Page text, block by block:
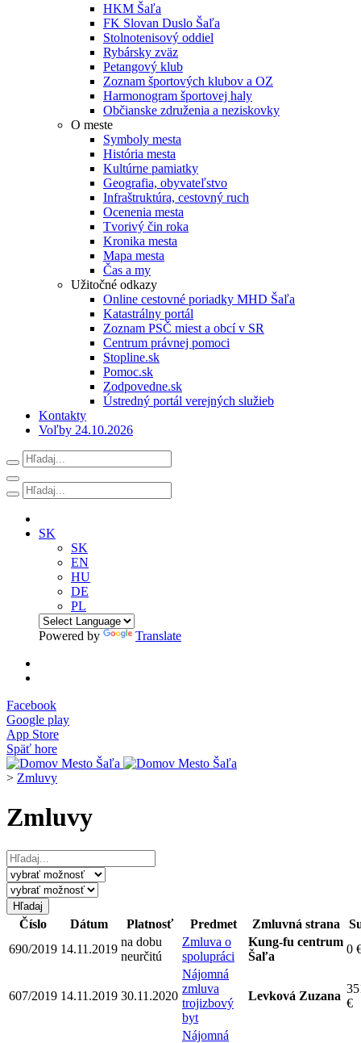
HKM Šaľa
FK Slovan Duslo Šaľa
Stolnotenisový oddiel
Rybársky zväz
Petangový klub
Zoznam športových klubov a OZ
Harmonogram športovej haly
Občianske združenia a neziskovky
O meste
Symboly mesta
História mesta
Kultúrne pamiatky
Geografia, obyvateľstvo
Infraštruktúra, cestovný ruch
Ocenenia mesta
Tvorivý čin roka
Kronika mesta
Mapa mesta
Čas a my
Užitočné odkazy
Online cestovné poriadky MHD Šaľa
Katastrálny portál
Zoznam PSČ miest a obcí v SR
Centrum právnej pomoci
Stopline.sk
Pomoc.sk
Zodpovedne.sk
Ústredný portál verejných služieb
Kontakty
Voľby 24.10.2026
SK
SK
EN
HU
DE
PL
Powered by Translate
Facebook
Google play
App Store
Späť hore
> Zmluvy
Zmluvy
Číslo Dátum Platnosť Predmet Zmluvná strana
690/2019 14.11.2019
na dobu
neurčitú
Zmluva o
spolupráci
Kung-fu centrum
Šaľa
0
607/2019 14.11.2019 30.11.2020
Nájomná
zmluva
trojizbový
byt
Levková Zuzana
€
Nájomná